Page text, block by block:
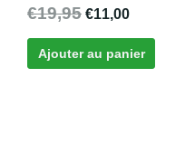
Note
5.00
€19,95 €11,00
Ajouter au panier